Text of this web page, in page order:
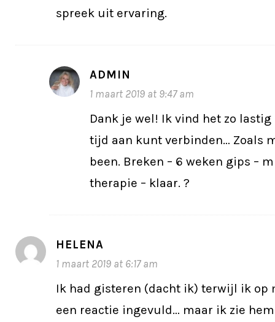
spreek uit ervaring.
ADMIN
1 maart 2019 at 9:47 am
Dank je wel! Ik vind het zo
tijd aan kunt verbinden… Zoals
been. Breken – 6 weken gips –
therapie – klaar. ?
HELENA
1 maart 2019 at 6:17 am
Ik had gisteren (dacht ik) terwijl ik op
een reactie ingevuld… maar ik zie